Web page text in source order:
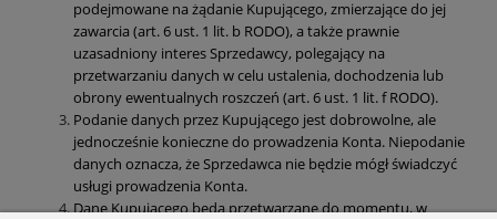
podejmowane na żądanie Kupującego, zmierzające do jej
zawarcia (art. 6 ust. 1 lit. b RODO), a także prawnie
uzasadniony interes Sprzedawcy, polegający na
przetwarzaniu danych w celu ustalenia, dochodzenia lub
obrony ewentualnych roszczeń (art. 6 ust. 1 lit. f RODO).
Podanie danych przez Kupującego jest dobrowolne, ale
jednocześnie konieczne do prowadzenia Konta. Niepodanie
danych oznacza, że Sprzedawca nie będzie mógł świadczyć
usługi prowadzenia Konta.
Dane Kupującego będą przetwarzane do momentu, w